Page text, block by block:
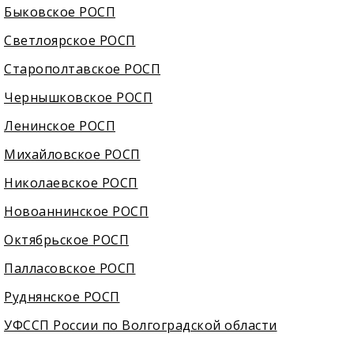
Быковское РОСП
Светлоярское РОСП
Старополтавское РОСП
Чернышковское РОСП
Ленинское РОСП
Михайловское РОСП
Николаевское РОСП
Новоаннинское РОСП
Октябрьское РОСП
Палласовское РОСП
Руднянское РОСП
УФССП России по Волгоградской области